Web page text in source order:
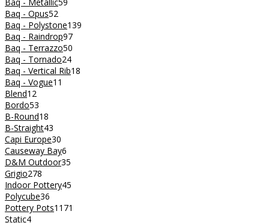
Baq - Opus52
Baq - Polystone139
Baq - Raindrop97
Baq - Terrazzo50
Baq - Tornado24
Baq - Vertical Rib18
Baq - Vogue11
Blend12
Bordo53
B-Round18
B-Straight43
Capi Europe30
Causeway Bay6
D&M Outdoor35
Grigio278
Indoor Pottery45
Polycube36
Pottery Pots1171
Static4